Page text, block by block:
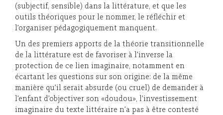
(subjectif, sensible) dans la littérature, et que les
outils théoriques pour le nommer, le réfléchir et
l’organiser pédagogiquement manquent.
Un des premiers apports de la théorie transitionnelle
de la littérature est de favoriser à l’inverse la
protection de ce lien imaginaire, notamment en
écartant les questions sur son origine: de la même
manière qu’il serait absurde (ou cruel) de demander à
l’enfant d’objectiver son «doudou», l’investissement
imaginaire du texte littéraire n’a pas à être contesté